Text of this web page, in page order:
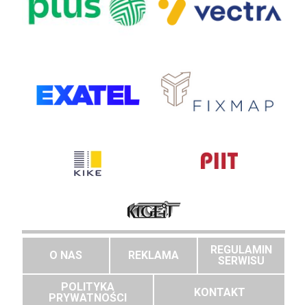
O NAS REKLAMA
REGULAMIN
SERWISU
POLITYKA
PRYWATNOŚCI
KONTAKT